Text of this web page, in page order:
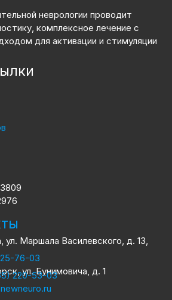
неврологии проводит
комплексное лечение с
для активации и стимуляции
ул. Маршала Василевского, д. 13,
76-03
ул. Бунимовича, д. 1
220-53-03